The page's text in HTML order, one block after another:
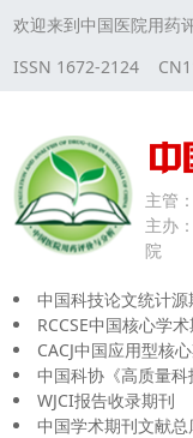
欢迎来到中国医院用药
ISSN 1672-2124
主管：
主办：
院
中国科技论文统计源
RCCSE中国核心学术
CACJ中国应用型核
中国科协《高质量
WJCI报告收录期刊
中国学术期刊文献总